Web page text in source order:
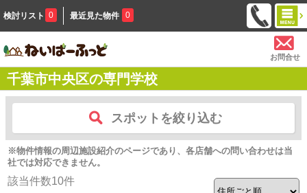
検討リスト 0 最近見た物件 0
お問合せ
千葉市中央区の専門学校
スポットを絞り込む
※物件情報の周辺施設紹介のページであり、各店舗への問い合わせは当
社では対応できません。
該当件数10件